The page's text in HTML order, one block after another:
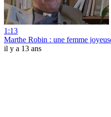
1:13
Marthe Robin : une femme
il y a 13 ans